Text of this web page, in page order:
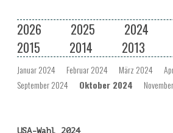
2026 2025 2024
2015
2014 2013
Januar 2024 Februar 2024 März 2024
September 2024
Oktober 2024
USA-Wahl 2024